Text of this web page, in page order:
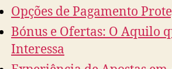
Opções de Pagamento
Bónus e Ofertas: O Aquilo
Interessa